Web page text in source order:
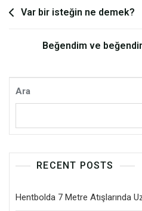
YazıVar bir isteğin ne demek?
Beğendim ve
Ara
RECENT POSTS
Hentbolda 7 Metre Atışlarında